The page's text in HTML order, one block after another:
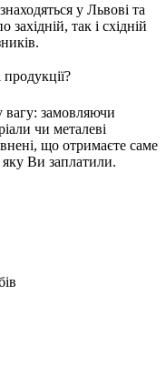
у Львові та
так і східній
вагу: замовляючи
чи металеві
що отримаєте саме
яку Ви заплатили.